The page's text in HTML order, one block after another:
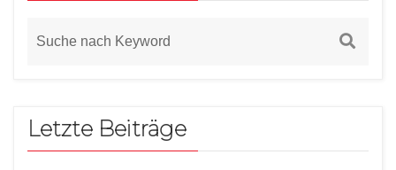
Letzte Beiträge